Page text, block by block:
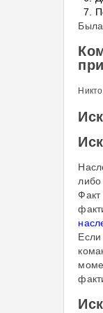
Была
либо
Факт